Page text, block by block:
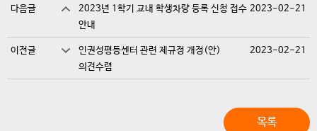
다음글
2023년 1학기 교내 학생차량 등록 신청 접수
안내
2023-02-21
이전글
인권성평등센터 관련 제규정 개정(안)
의견수렴
2023-02-21
목록